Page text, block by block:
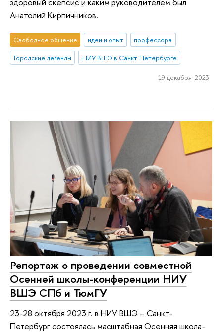
здоровый скепсис и каким руководителем был
Анатолий Кирпичников.
Свободное общение идеи и опыт
профессора
Городские легенды
НИУ ВШЭ в Санкт-Петербурге
19 декабря 2023
Репортаж о проведении совместной
Осенней школы-конференции НИУ
ВШЭ СПб и ТюмГУ
23-28 октября 2023 г. в НИУ ВШЭ – Санкт-
Петербург состоялась масштабная Осенняя школа-